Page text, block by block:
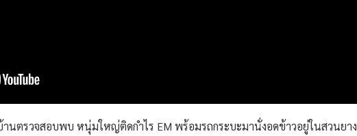
นตรวจสอบพบ หนุ่มใหญ่ติดกำไร EM พร้อมรถกระบะมานั่งอดข้าวอยู่ในสวนยาง